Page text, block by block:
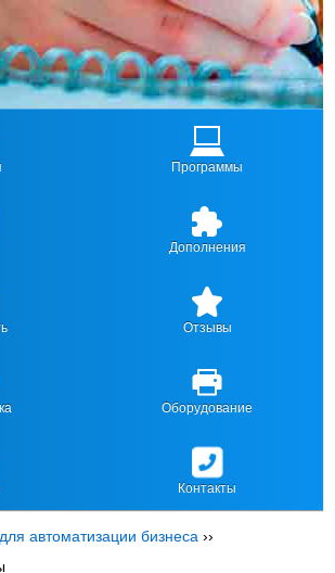
Программы
Дополнения
Отзывы
Оборудование
Контакты
автоматизации бизнеса ››